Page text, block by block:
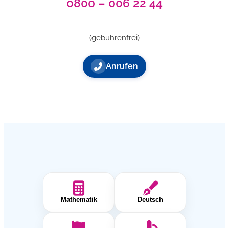
0800 – 006 22 44
(gebührenfrei)
Anrufen
Mathematik Deutsch